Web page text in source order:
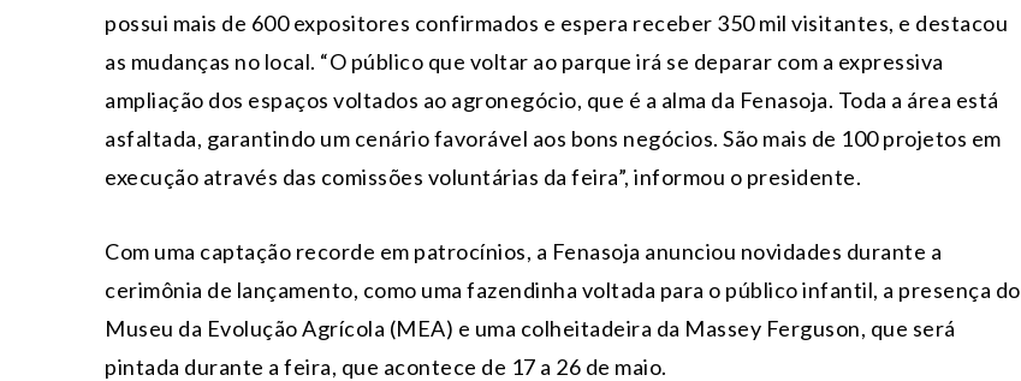
possui mais de 600 expositores confirmados e espera receber 350 mil visitantes, e destacou
as mudanças no local. “O público que voltar ao parque irá se deparar com a expressiva
ampliação dos espaços voltados ao agronegócio, que é a alma da Fenasoja. Toda a área está
asfaltada, garantindo um cenário favorável aos bons negócios. São mais de 100 projetos em
execução através das comissões voluntárias da feira”, informou o presidente.
Com uma captação recorde em patrocínios, a Fenasoja anunciou novidades durante a
cerimônia de lançamento, como uma fazendinha voltada para o público infantil, a presença do
Museu da Evolução Agrícola (MEA) e uma colheitadeira da Massey Ferguson, que será
pintada durante a feira, que acontece de 17 a 26 de maio.